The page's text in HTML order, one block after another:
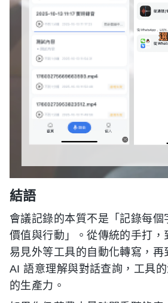
結語
會議記錄的本質不是「記錄每個
價值與行動」。從傳統的手打，
易見外等工具的自動化轉寫，再
AI 語意理解與對話查詢，工具
的生產力。